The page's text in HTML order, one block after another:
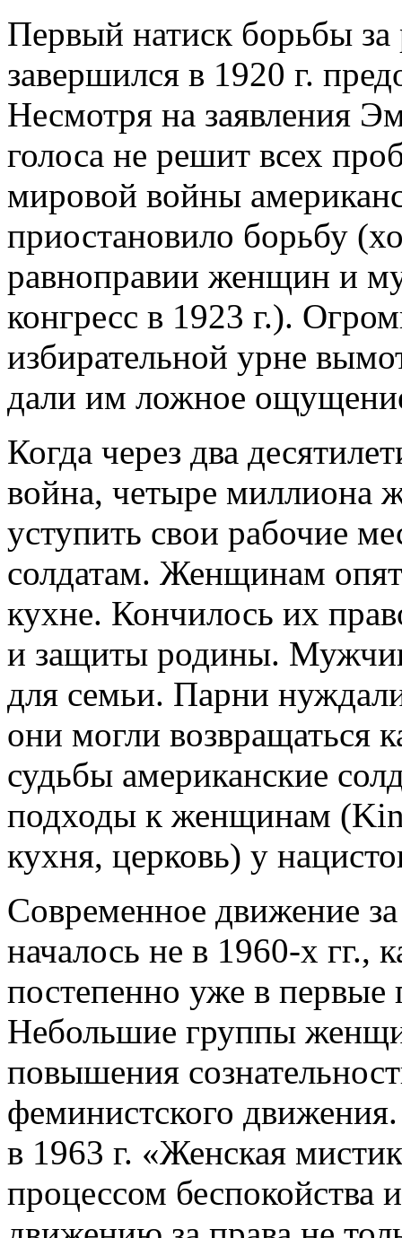
Первый натиск борьбы
завершился в 1920 г.
Несмотря на заявления
голоса не решит всех
мировой войны
приостановило борьбу
равноправии женщин и
конгресс в 1923 г.).
избирательной урне
дали им ложное
Когда через два
война, четыре
уступить свои рабочие
солдатам. Женщинам
кухне. Кончилось их
и защиты родины.
для семьи. Парни
они могли возвращаться
судьбы американские
подходы к женщинам
кухня, церковь) у
Современное движение
началось не в 1960-х гг.,
постепенно уже в первые
Небольшие группы
повышения
феминистского
в 1963 г. «Женская
процессом беспокойства